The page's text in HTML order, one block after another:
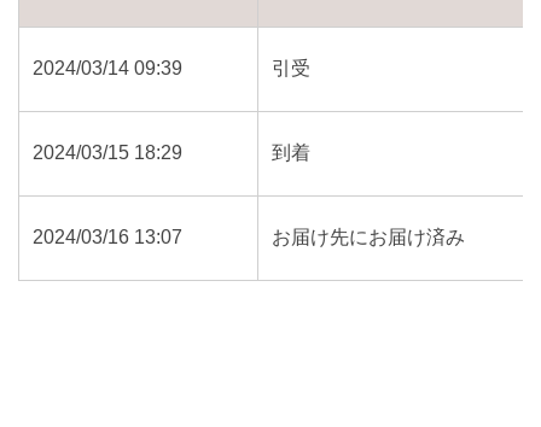
2024/03/14 09:39 引受
2024/03/15 18:29 到着
2024/03/16 13:07 お届け先にお届け済み